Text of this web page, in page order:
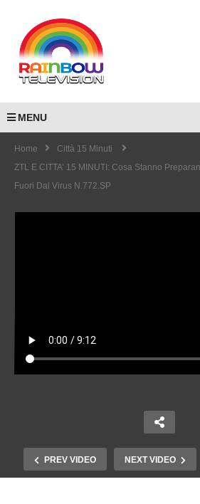
MENU
Home
Città 15 Minuti
ZTL E CITTA’ 15 MINUTI: Cosa Stanno
Fuori Dal Virus N.772.SP
PREV VIDEO NEXT VIDEO